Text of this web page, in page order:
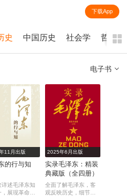
下载App
史 中国历史 社会学 哲学
电子书
全部
课程
每天听本书
电子书
11月出版
的行与知
详述毛泽东知
展现革命历
2025年6月出版
实录毛泽东：精装
典藏版（全四册）
全面了解毛泽东，客
观反映历史，细节还